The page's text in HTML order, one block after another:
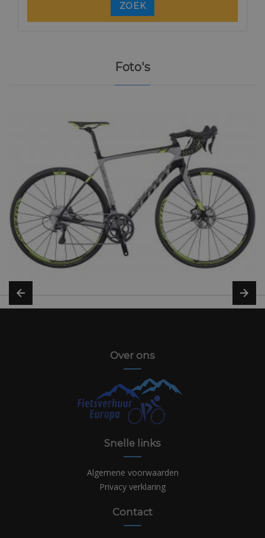
Foto's
Over ons
Snelle links
Algemene voorwaarden
Privacy verklaring
Contact